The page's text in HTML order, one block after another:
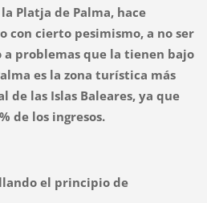
Platja de Palma, hace
con cierto pesimismo, a no ser
a problemas que la tienen bajo
es la zona turística más
las Islas Baleares, ya que
de los ingresos.
el principio de